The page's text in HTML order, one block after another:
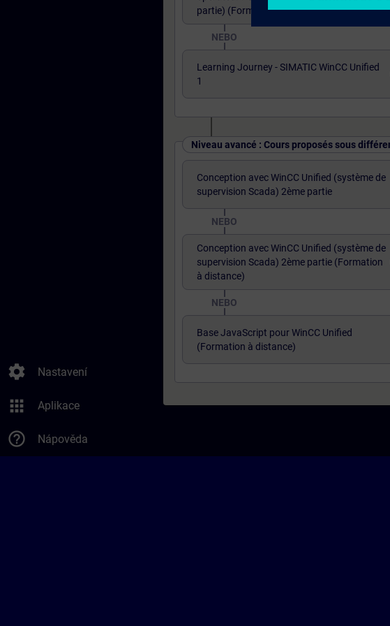
settings Nastavení
apps Aplikace
help_outline Nápověda
partie) (Formation à distance)
NEBO
Learning Journey - SIMATIC WinCC Unified
1
Niveau avancé : Cours proposés sous
Conception avec WinCC Unified (système de
supervision Scada) 2ème partie
NEBO
Conception avec WinCC Unified (système de
supervision Scada) 2ème partie (Formation
à distance)
NEBO
Base JavaScript pour WinCC Unified
(Formation à distance)